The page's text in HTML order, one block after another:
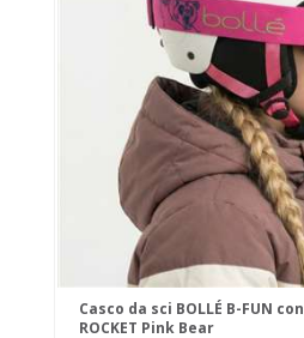
Casco da sci BOLLÉ B-FUN
ROCKET Pink Bear